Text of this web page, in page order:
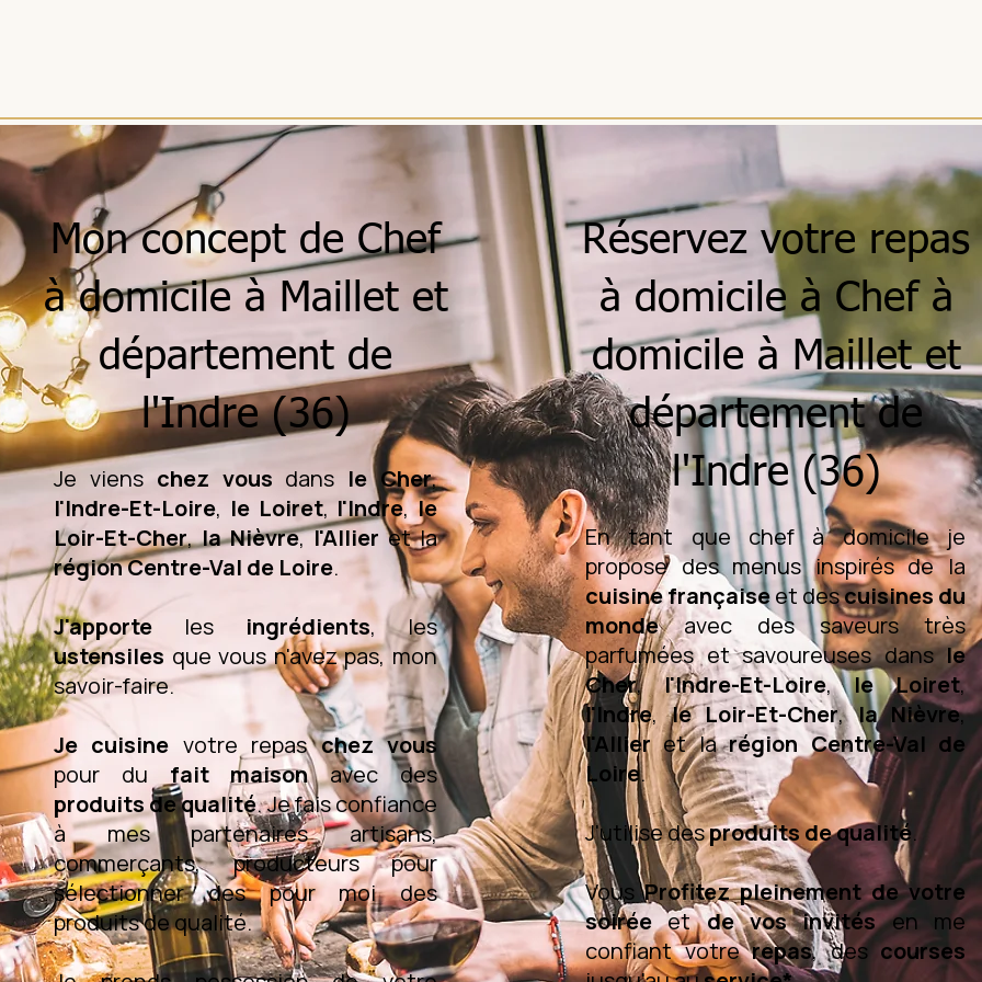
Mon concept de Chef
à domicile à Maillet et
département de
l'Indre (36)
Je viens chez vous dans le Cher,
l'Indre-Et-Loire, le Loiret, l'Indre,le
Loir-Et-Cher,la Nièvre,l'Allieret la
région Centre-Val de Loire.
J'apporte les ingrédients, les
ustensiles que vous n'avez pas, mon
savoir-faire.
Je cuisine votre repaschez vous
pour du fait maisonavec des
produits de qualité. Je fais confiance
à mes partenaires artisans,
commerçants, producteurs pour
sélectionner des pour moi des
produits de qualité.
Réservez votre repas
à domicile à Chef à
domicile à Maillet et
département de
l'Indre (36)
En tant que chef à domicile je
propose des menus inspirés de la
cuisine françaiseet descuisines du
mondeavec des saveurs très
parfumées et savoureuses dansle
Cher,l'Indre-Et-Loire,le Loiret,
l'Indre,le Loir-Et-Cher,la Nièvre,
l'Allieret larégion Centre-Val de
Loire.
J'utilise desproduits de qualité.
VousProfitez pleinement de votre
soiréeetde vos invitésen me
confiant votrerepas, descourses